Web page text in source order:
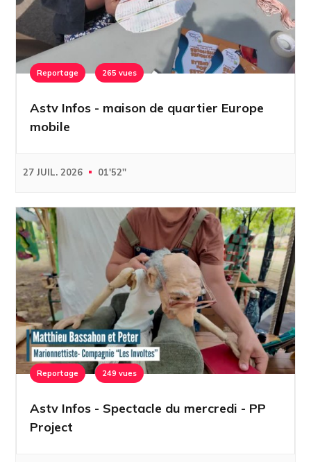
Reportage 265 vues
Astv Infos - maison de quartier Europe
mobile
27 JUIL. 2026 01'52''
Reportage 249 vues
Astv Infos - Spectacle du mercredi - PP
Project